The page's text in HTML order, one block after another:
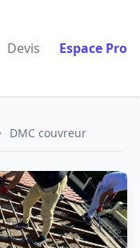
Devis Espace Pro
DMC couvreur